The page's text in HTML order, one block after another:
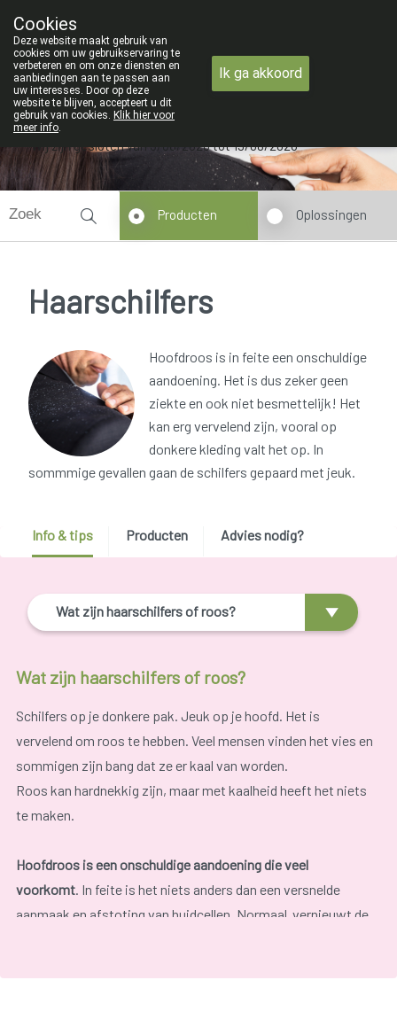
09 228 32 36
Wij zijn gesloten van 3/08/2026 tot 19/08/2026
Producten Oplossingen
Haarschilfers
Hoofdroos is in feite een onschuldige
aandoening. Het is dus zeker geen
ziekte en ook niet besmettelijk! Het
kan erg vervelend zijn, vooral op
donkere kleding valt het op. In
sommmige gevallen gaan de schilfers gepaard met jeuk.
Info & tips Producten Advies nodig?
Wat zijn haarschilfers of roos?
Wat zijn haarschilfers of roos?
Schilfers op je donkere pak. Jeuk op je hoofd. Het is
vervelend om roos te hebben. Veel mensen vinden het vies en
sommigen zijn bang dat ze er kaal van worden.
Roos kan hardnekkig zijn, maar met kaalheid heeft het niets
te maken.
Hoofdroos is een onschuldige aandoening die veel
voorkomt. In feite is het niets anders dan een versnelde
aanmaak en afstoting van huidcellen. Normaal vernieuwt de
Cookies
Deze website maakt gebruik van
cookies om uw gebruikservaring te
verbeteren en om onze diensten en
aanbiedingen aan te passen aan
uw interesses. Door op deze
website te blijven, accepteert u dit
gebruik van cookies. Klik hier voor
meer info.
Ik ga akkoord